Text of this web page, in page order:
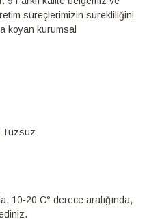
süreçlerimizin sürekliliğini
koyan kurumsal
Tuzsuz
10-20 C° derece aralığında,